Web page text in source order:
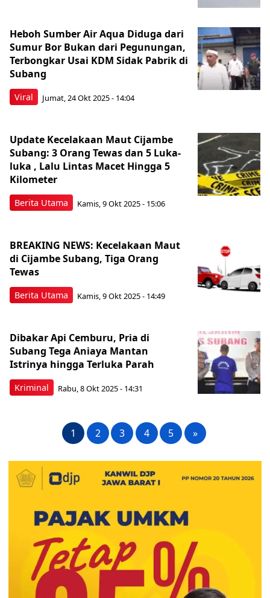
Viral
Heboh Sumber Air Aqua Diduga dari
Sumur Bor Bukan dari Pegunungan,
Terbongkar Usai KDM Sidak Pabrik di
Subang
Jumat, 24 Okt 2025 - 14:04
Berita Utama
Update Kecelakaan Maut Cijambe
Subang: 3 Orang Tewas dan 5 Luka-
luka , Lalu Lintas Macet Hingga 5
Kilometer
Kamis, 9 Okt 2025 - 15:06
Berita Utama
BREAKING NEWS: Kecelakaan Maut
di Cijambe Subang, Tiga Orang
Tewas
Kamis, 9 Okt 2025 - 14:49
Kriminal
Dibakar Api Cemburu, Pria di
Subang Tega Aniaya Mantan
Istrinya hingga Terluka Parah
Rabu, 8 Okt 2025 - 14:31
1 2 3 4 5 »